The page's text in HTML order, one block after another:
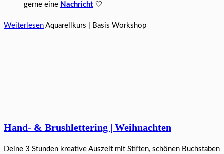
gerne eine Nachricht 🤍
Weiterlesen Aquarellkurs | Basis Workshop
Hand- & Brushlettering | Weihnachten
Deine 3 Stunden kreative Auszeit mit Stiften, schönen Buchstaben